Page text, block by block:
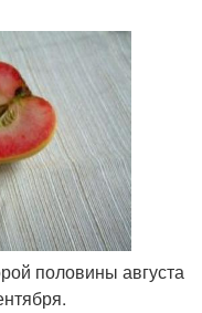
половины августа